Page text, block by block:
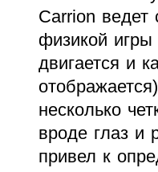
Carrion ведет
физикой игры
двигается и
несколько
вроде глаз и
привел к